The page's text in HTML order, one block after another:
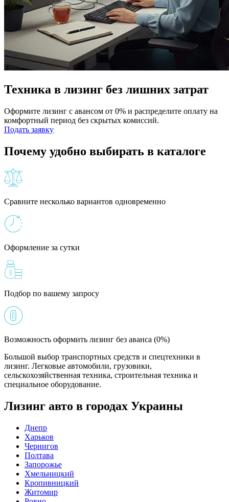
Техника в лизинг без лишних затрат
Оформите лизинг с авансом от 0% и распределите оплату на
комфортный период без скрытых комиссий.
Подать заявку
Почему удобно выбирать в каталоге
Сравните несколько вариантов одновременно
Оформление за сутки
Подбор по вашему запросу
Возможность оформить лизинг без аванса (0%)
Большой выбор транспортных средств и спецтехники в
лизинг. Легковые автомобили, грузовики,
сельскохозяйственная техника, строительная техника и
специальное оборудование.
Лизинг авто в городах Украины
Днепр
Харьков
Чернигов
Полтава
Запорожье
Хмельницкий
Кропивницкий
Житомир